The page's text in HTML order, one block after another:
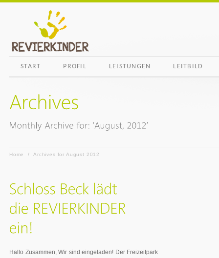
START PROFIL LEISTUNGEN LEITBILD
Home / Archives for August 2012
Hallo Zusammen, Wir sind eingeladen! Der Freizeitpark